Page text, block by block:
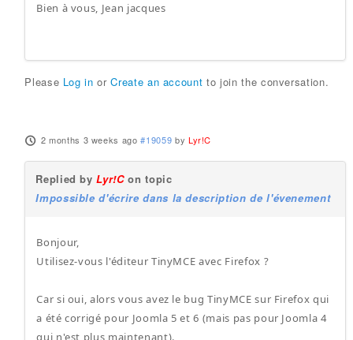
Bien à vous, Jean jacques
Please Log in orCreate an account to join the conversation.
2 months 3 weeks ago #19059 by Lyr!C
Replied byLyr!Con topic
Impossible d'écrire dans la description de l'évenement
Bonjour,
Utilisez-vous l'éditeur TinyMCE avec Firefox ?
Car si oui, alors vous avez le bug TinyMCE sur Firefox qui
a été corrigé pour Joomla 5 et 6 (mais pas pour Joomla 4
qui n'est plus maintenant).